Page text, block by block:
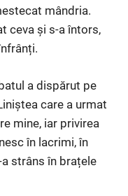
mândria.
ceva și s-a întors,
a dispărut pe
care a urmat
mine, iar privirea
în lacrimi, în
strâns în brațele